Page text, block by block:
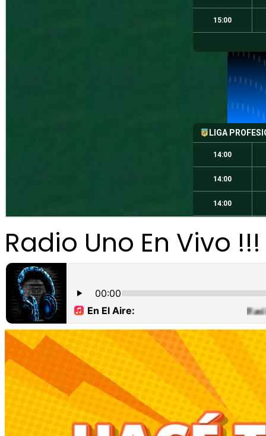
Radio Uno En Vivo !!!